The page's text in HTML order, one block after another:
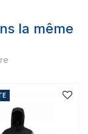
la même